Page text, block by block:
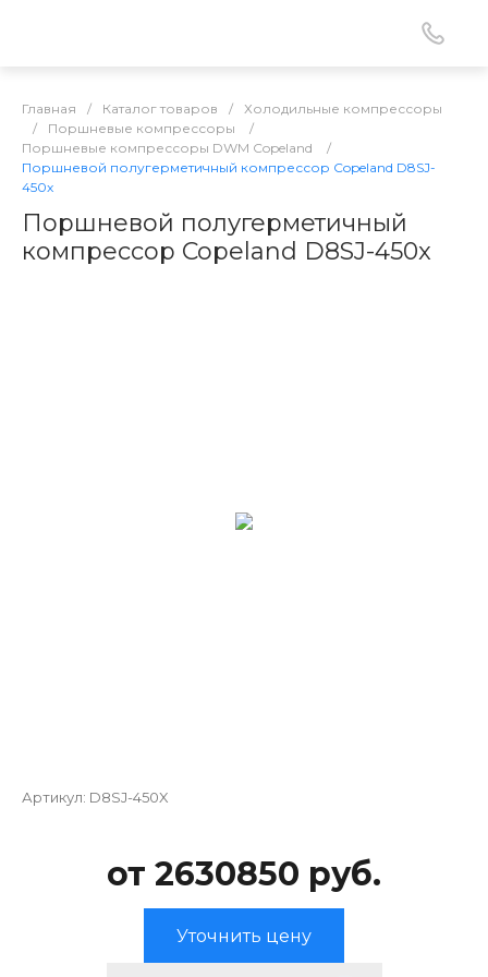
Главная / Каталог товаров /
Холодильные компрессоры
/
Поршневые компрессоры
/
Поршневые компрессоры DWM Copeland
/
Поршневой полугерметичный компрессор Copeland D8SJ-
450x
Поршневой полугерметичный
компрессор Copeland D8SJ-450x
Артикул: D8SJ-450X
от 2630850 руб.
Уточнить цену